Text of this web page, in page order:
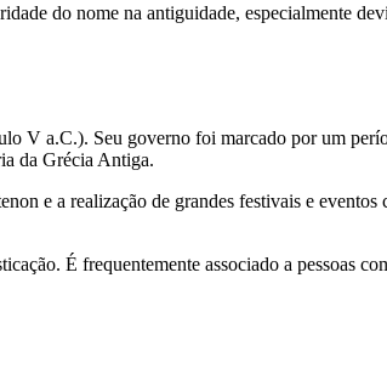
do nome na antiguidade, especialmente
V a.C.). Seu governo foi marcado por um
da Grécia Antiga.
e a realização de grandes festivais e
É frequentemente associado a pessoas